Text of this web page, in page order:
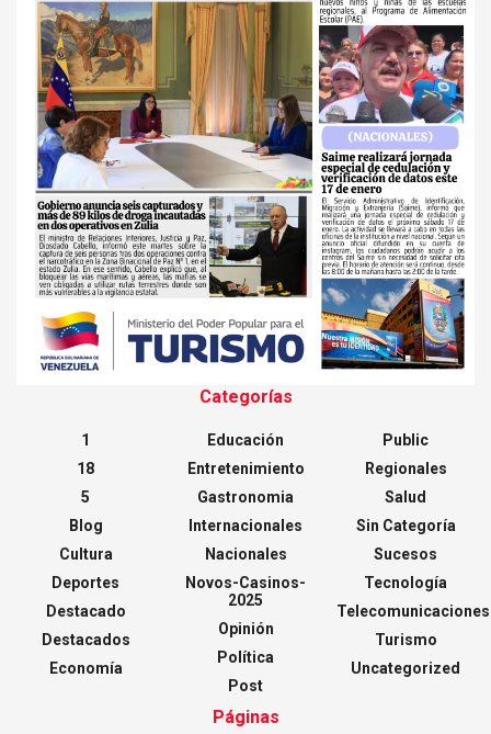
Categorías
1
18
5
Blog
Cultura
Deportes
Destacado
Destacados
Economía
Educación
Entretenimiento
Gastronomia
Internacionales
Nacionales
Novos-Casinos-
2025
Opinión
Política
Post
Public
Regionales
Salud
Sin Categoría
Sucesos
Tecnología
Telecomunicaciones
Turismo
Uncategorized
Páginas